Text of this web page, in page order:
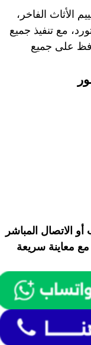
الأثاث الفاخر،
مع تنفيذ جميع
على جميع
الاتصال المباشر
معاينة سريعة